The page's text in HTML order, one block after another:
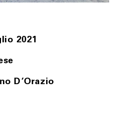
essere anticipata a
il seguente indirizzo e-mail:
in condizioni di sostanziale
adoperati con
di sigilli eventualmente
2021
D’Orazio